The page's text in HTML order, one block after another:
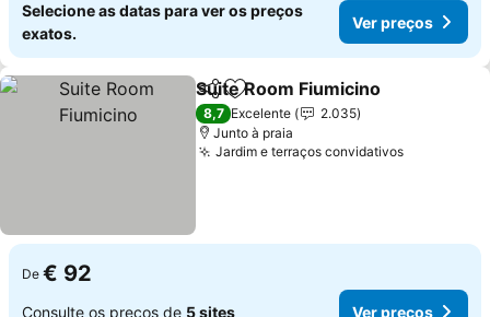
Selecione as datas para ver os preços
exatos.
Ver preços
PartilharAdicionar aos favoritos
Suite Room Fiumicino
8,7 Excelente
2.035
Junto à praia
Jardim e terraços convidativos
De € 92
Consulte os preços de 5 sites Ver preços